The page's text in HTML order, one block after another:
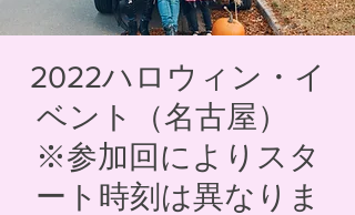
2022ハロウィン・イ
ベント（名古屋）
※参加回によりスタ
ート時刻は異なりま